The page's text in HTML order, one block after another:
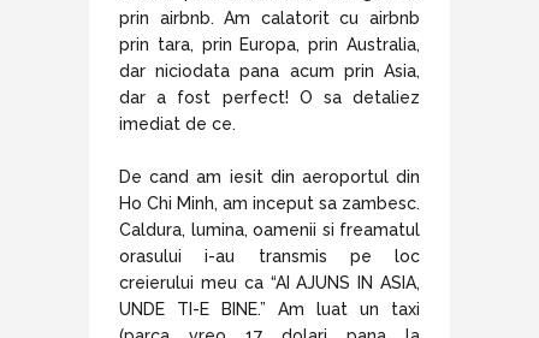
prin airbnb. Am calatorit cu airbnb
prin tara, prin Europa, prin Australia,
dar niciodata pana acum prin Asia,
dar a fost perfect! O sa detaliez
imediat de ce.
De cand am iesit din aeroportul din
Ho Chi Minh, am inceput sa zambesc.
Caldura, lumina, oamenii si freamatul
orasului i-au transmis pe loc
creierului meu ca “AI AJUNS IN ASIA,
UNDE TI-E BINE.” Am luat un taxi